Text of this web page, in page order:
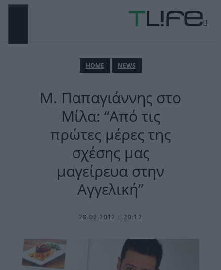
Μετάβαση
ΗΟΜΕ NEWS
Μ. Παπαγιάννης στο
Μίλα: “Από τις
πρώτες μέρες της
σχέσης μας
μαγείρευα στην
Αγγελική”
28.02.2012 | 20:12